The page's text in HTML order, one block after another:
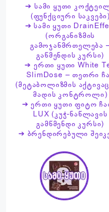
➔ სამი ყუთი
(ფუნქციური საკვები)
➔ სამი ყუთი
(ორგანიზმის
გამოჯანმრთელება
გაწმენდის კურსი)
➔ ერთი ყუთი White
SlimDose – თეთრი
(მეტაბოლიზმის
მადის კონტროლი)
➔ ერთი ყუთი ფიტო
LUX (კუჭ-ნაწლავის
გამწმენდი კურსი)
➔ ბრენდირებული